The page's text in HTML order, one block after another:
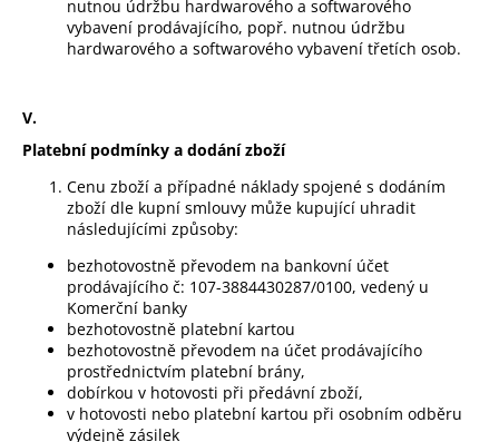
nutnou údržbu hardwarového a softwarového
vybavení prodávajícího, popř. nutnou údržbu
hardwarového a softwarového vybavení třetích osob.
V.
Platební podmínky a dodání zboží
Cenu zboží a případné náklady spojené s dodáním
zboží dle kupní smlouvy může kupující uhradit
následujícími způsoby:
bezhotovostně převodem na bankovní účet
prodávajícího č: 107-3884430287/0100, vedený u
Komerční banky
bezhotovostně platební kartou
bezhotovostně převodem na účet prodávajícího
prostřednictvím platební brány,
dobírkou v hotovosti při předávní zboží,
v hotovosti nebo platební kartou při osobním odběru
výdejně zásilek